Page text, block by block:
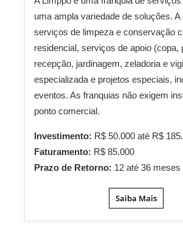
uma ampla variedade de soluções. A
serviços de limpeza e conservação
residencial, serviços de apoio (copa,
recepção, jardinagem, zeladoria e
especializada e projetos especiais,
eventos. As franquias não exigem
ponto comercial.
Investimento: R$ 50.000 até R$
Faturamento: R$ 85.000
Prazo de Retorno: 12 até 36 meses
Saiba Mais